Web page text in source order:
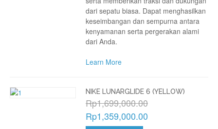
dari sepatu biasa. Dapat menghasilkan
keseimbangan dan sempurna antara
kenyamanan serta pergerakan alami
dari Anda.
Learn More
NIKE LUNARGLIDE 6 (YELLOW)
Rp1,699,000.00
Rp1,359,000.00